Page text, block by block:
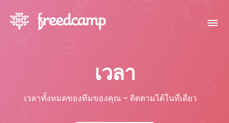
เวลา
เวลาทั้งหมดของทีมของคุณ - ติดตามได้ในที่เดียว